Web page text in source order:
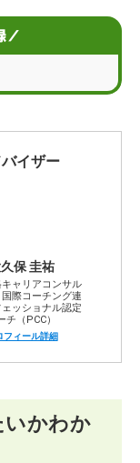
転職を成功さ
／
イザー
保 圭祐
キャリアコンサル
際コーチング連
ッショナル認定
チ（PCC）
フィール詳細
いかわか